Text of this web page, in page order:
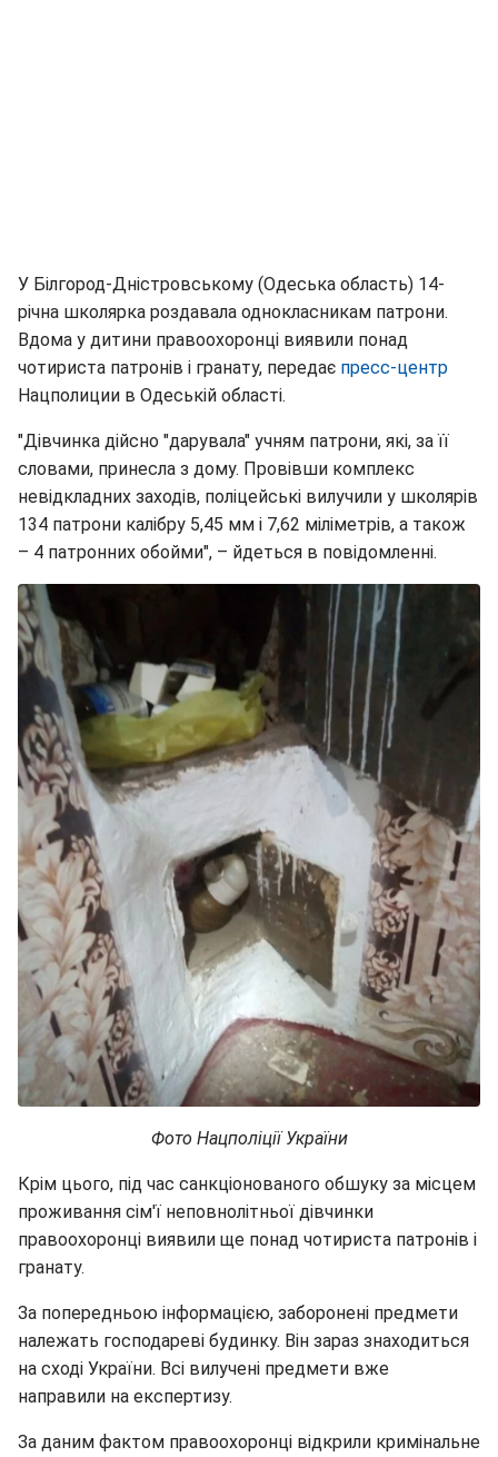
У Білгород-Дністровському (Одеська область) 14-
річна школярка роздавала однокласникам патрони.
Вдома у дитини правоохоронці виявили понад
чотириста патронів і гранату, передає пресс-центр
Нацполиции в Одеській області.
"Дівчинка дійсно "дарувала" учням патрони, які, за її
словами, принесла з дому. Провівши комплекс
невідкладних заходів, поліцейські вилучили у школярів
134 патрони калібру 5,45 мм і 7,62 міліметрів, а також
– 4 патронних обойми", – йдеться в повідомленні.
Фото Нацполіції України
Крім цього, під час санкціонованого обшуку за місцем
проживання сім'ї неповнолітньої дівчинки
правоохоронці виявили ще понад чотириста патронів і
гранату.
За попередньою інформацією, заборонені предмети
належать господареві будинку. Він зараз знаходиться
на сході України. Всі вилучені предмети вже
направили на експертизу.
За даним фактом правоохоронці відкрили кримінальне